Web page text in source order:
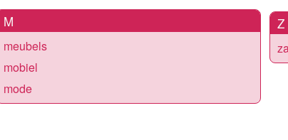
M
meubels
mobiel
mode
Z